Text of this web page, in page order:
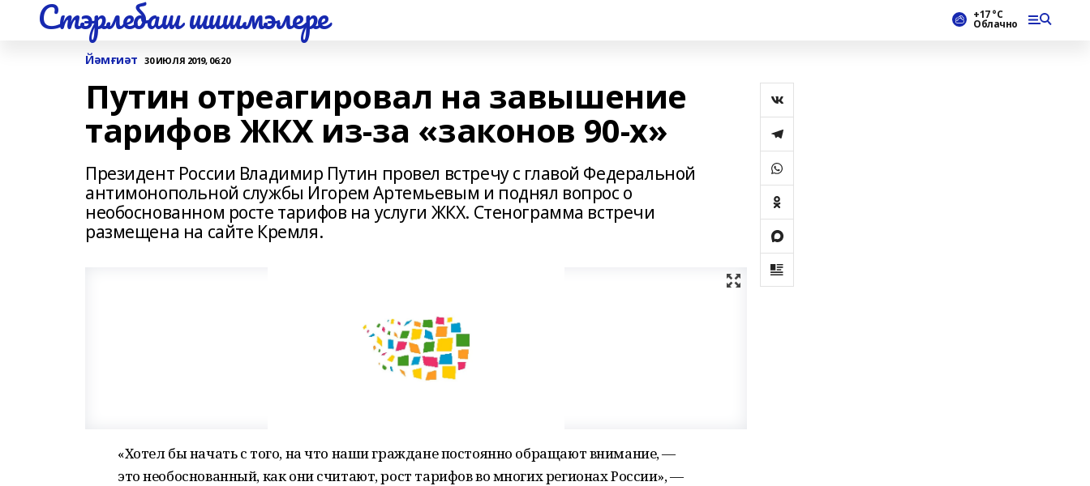
Стэрлебаш шишмэлере +17 °С
Облачно
Йәмғиәт 30 ИЮЛЯ 2019, 06:20
Путин отреагировал на завышение
тарифов ЖКХ из-за «законов 90-х»
Президент России Владимир Путин провел встречу с главой Федеральной
антимонопольной службы Игорем Артемьевым и поднял вопрос о
необоснованном росте тарифов на услуги ЖКХ. Стенограмма встречи
размещена на сайте Кремля.
«Хотел бы начать с того, на что наши граждане постоянно обращают внимание, —
это необоснованный, как они считают, рост тарифов во многих регионах России», —